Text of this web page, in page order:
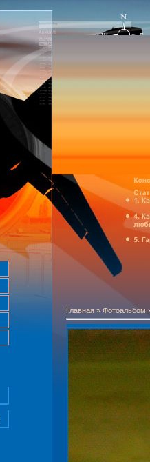
Главная » Фотоальбом